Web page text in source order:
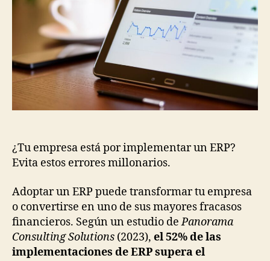
¿Tu empresa está por implementar un ERP?
Evita estos errores millonarios.
Adoptar un ERP puede transformar tu empresa
o convertirse en uno de sus mayores fracasos
financieros. Según un estudio dePanorama
Consulting Solutions (2023), el 52% de las
implementaciones de ERP supera el